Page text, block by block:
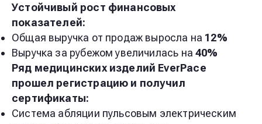
Устойчивый рост финансовых
показателей:
Общая выручка от продаж выросла на 12%
Выручка за рубежом увеличилась на40%
Ряд медицинских изделий EverPace
прошел регистрацию и получил
сертификаты:
Система абляции пульсовым электрическим